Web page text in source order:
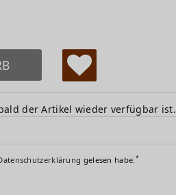
W
u
ns
ch
der Artikel wieder verfügbar ist.
gelesen habe. *